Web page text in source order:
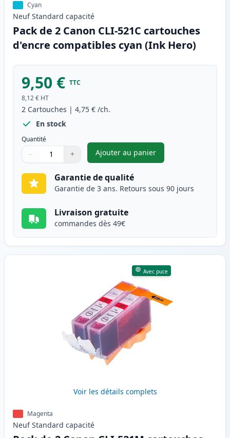
Cyan
Neuf Standard capacité
Pack de 2 Canon CLI-521C cartouches
d'encre compatibles cyan (Ink Hero)
9,50 € TTC
8,12 € HT
2 Cartouches | 4,75 € /ch.
En stock
Quantité
Quantité
Utilisez les boutons pour ajuster
− +
Quantité
Ajouter au panier
,Pack de 2 Canon CLI-521C
Garantie de qualité
Garantie de 3 ans. Retours sous 90 jours
Livraison gratuite
commandes dès 49€
Avec puce
Voir les détails complets
Magenta
Neuf Standard capacité